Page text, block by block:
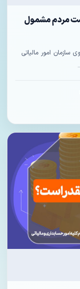
مردم مشمول
سازمان امور مالیاتی